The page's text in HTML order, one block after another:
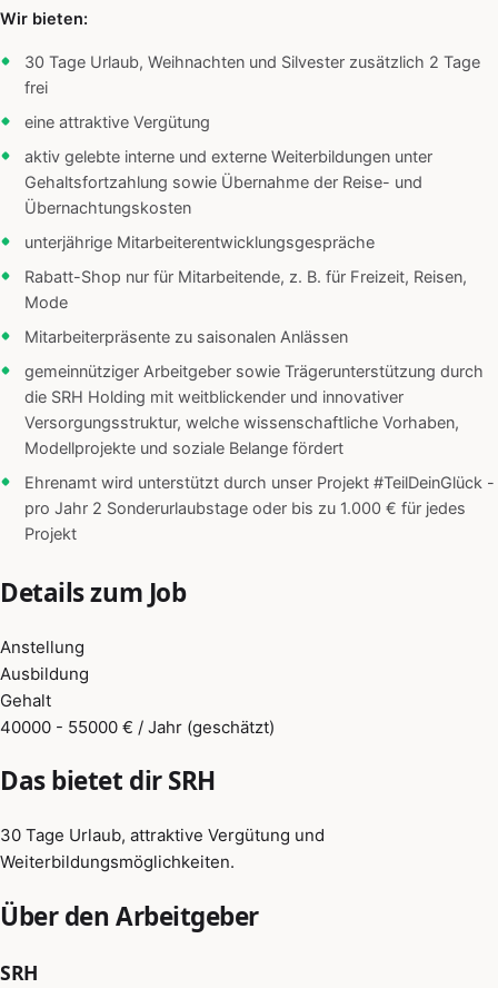
Wir bieten:
30 Tage Urlaub, Weihnachten und Silvester zusätzlich 2 Tage
frei
eine attraktive Vergütung
aktiv gelebte interne und externe Weiterbildungen unter
Gehaltsfortzahlung sowie Übernahme der Reise- und
Übernachtungskosten
unterjährige Mitarbeiterentwicklungsgespräche
Rabatt-Shop nur für Mitarbeitende, z. B. für Freizeit, Reisen,
Mode
Mitarbeiterpräsente zu saisonalen Anlässen
gemeinnütziger Arbeitgeber sowie Trägerunterstützung durch
die SRH Holding mit weitblickender und innovativer
Versorgungsstruktur, welche wissenschaftliche Vorhaben,
Modellprojekte und soziale Belange fördert
Ehrenamt wird unterstützt durch unser Projekt #TeilDeinGlück -
pro Jahr 2 Sonderurlaubstage oder bis zu 1.000 € für jedes
Projekt
Details zum Job
Anstellung
Ausbildung
Gehalt
40000 - 55000 € / Jahr (geschätzt)
Das bietet dir SRH
30 Tage Urlaub, attraktive Vergütung und
Weiterbildungsmöglichkeiten.
Über den Arbeitgeber
SRH